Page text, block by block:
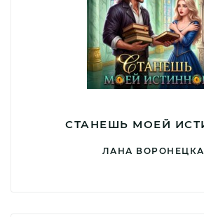
СТАНЕШЬ МОЕЙ
ЛАНА